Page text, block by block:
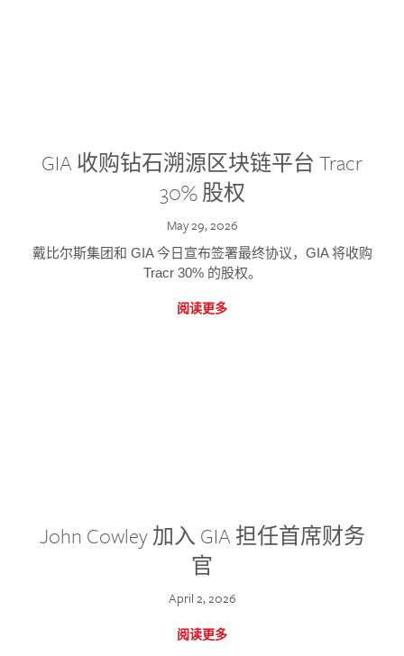
GIA 收购钻石溯源区块链平台 Tracr
30% 股权
May 29, 2026
戴比尔斯集团和 GIA 今日宣布签署最终协议，GIA 将收购
Tracr 30% 的股权。
阅读更多
John Cowley 加入 GIA 担任首席财务
官
April 2, 2026
阅读更多